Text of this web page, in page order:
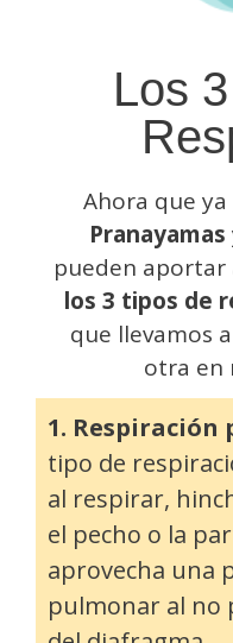
Los
Ahora que
Pranayamas
pueden aportar
los 3 tipos de
que llevamos
otra en
1. Respiración
tipo de
al respirar,
el pecho o la
aprovecha una
pulmonar al